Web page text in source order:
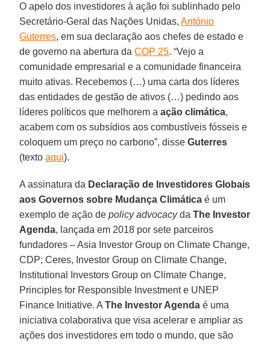
O apelo dos investidores à ação foi sublinhado pelo
Secretário-Geral das Nações Unidas,António
Guterres, em sua declaração aos chefes de estado e
de governo na abertura daCOP 25. “Vejo a
comunidade empresarial e a comunidade financeira
muito ativas. Recebemos (…) uma carta dos líderes
das entidades de gestão de ativos (…) pedindo aos
líderes políticos que melhorem aação climática,
acabem com os subsídios aos combustíveis fósseis e
coloquem um preço no carbono”, disseGuterres
(textoaqui).
A assinatura da Declaração de Investidores Globais
aos Governos sobre Mudança Climática é um
exemplo de ação depolicy advocacydaThe Investor
Agenda, lançada em 2018 por sete parceiros
fundadores – Asia Investor Group on Climate Change,
CDP; Ceres, Investor Group on Climate Change,
Institutional Investors Group on Climate Change,
Principles for Responsible Investment e UNEP
Finance Initiative. AThe Investor Agenda é uma
iniciativa colaborativa que visa acelerar e ampliar as
ações dos investidores em todo o mundo, que são